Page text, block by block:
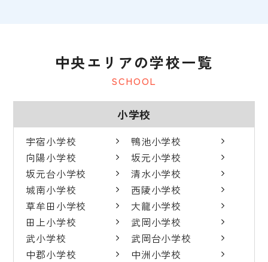
SCHOOL
中央エリアの学校一覧
小学校
宇宿小学校
鴨池小学校
向陽小学校
坂元小学校
坂元台小学校
清水小学校
城南小学校
西陵小学校
草牟田小学校
大龍小学校
田上小学校
武岡小学校
武小学校
武岡台小学校
中郡小学校
中洲小学校